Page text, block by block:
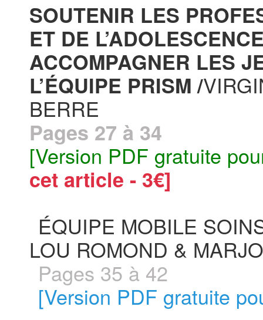
SOUTENIR LES
ET DE
ACCOMPAGNER LES
L’ÉQUIPE PRISM /
BERRE
Pages 27 à 34
[Version PDF gratuite
cet article - 3€]
ÉQUIPE MOBILE
LOU ROMOND &
Pages 35 à 42
[Version PDF gratuite